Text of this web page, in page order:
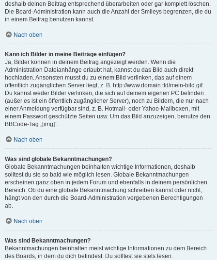
deshalb deinen Beitrag entsprechend überarbeiten oder gar komplett löschen.
Die Board-Administration kann auch die Anzahl der Smileys begrenzen, die du
in einem Beitrag benutzen kannst.
Nach oben
Kann ich Bilder in meine Beiträge einfügen?
Ja, Bilder können in deinem Beitrag angezeigt werden. Wenn die
Administration Dateianhänge erlaubt hat, kannst du das Bild auch direkt
hochladen. Ansonsten musst du zu einem Bild verlinken, das auf einem
öffentlich zugänglichen Server liegt, z. B. http://www.domain.tld/mein-bild.gif.
Du kannst weder Bilder verlinken, die sich auf deinem eigenen PC befinden
(außer es ist ein öffentlich zugänglicher Server), noch zu Bildern, die nur nach
einer Anmeldung verfügbar sind, z. B. Hotmail- oder Yahoo-Mailboxen, mit
einem Passwort geschützte Seiten usw. Um das Bild anzuzeigen, benutze den
BBCode-Tag „[img]“.
Nach oben
Was sind globale Bekanntmachungen?
Globale Bekanntmachungen beinhalten wichtige Informationen, deshalb
solltest du sie so bald wie möglich lesen. Globale Bekanntmachungen
erscheinen ganz oben in jedem Forum und ebenfalls in deinem persönlichen
Bereich. Ob du eine globale Bekanntmachung schreiben kannst oder nicht,
hängt von den durch die Board-Administration vergebenen Berechtigungen
ab.
Nach oben
Was sind Bekanntmachungen?
Bekanntmachungen beinhalten meist wichtige Informationen zu dem Bereich
des Boards, in dem du dich befindest. Du solltest sie stets lesen.